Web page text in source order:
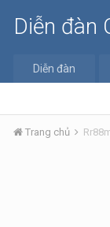
Diễn đàn
Diễn đàn
Trang chủ